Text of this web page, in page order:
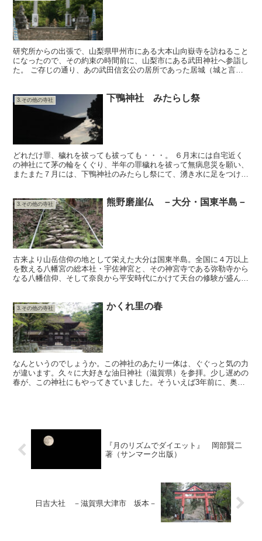
研究所からの出張で、山梨県甲州市にある大本山向嶽寺を訪ねること
になったので、その約束の時間前に、山梨市にある武田神社へ参詣し
た。 ご存じの通り、あの武田信玄公の居所であった居城（城と言っ
3.その他の寺社 下鴨神社 みたらし祭
どれだけ罪、穢れを祓っても祓っても・・・。 ６月末には自宅近く
の神社にて茅の輪をくぐり、半年の罪穢れを祓って無病息災を願い、
またまた７月には、下鴨神社のみたらし祭にて、湧き水に足をつけ
3.その他の寺社 熊野磨崖仏 －大分・国東半島－
古来より山岳信仰の地として栄えた大分は国東半島。全国に４万以上
を数える八幡宮の総本社・宇佐神宮と、その神宮寺である弥勒寺から
なる八幡信仰、そして奈良から平安時代にかけて天台の修験が盛んに
3.その他の寺社 かくれ里の春
なんというのでしょうか。この神社のあたり一体は、ぐぐっと気の力
が違います。久々に大好きな油日神社（滋賀県）を参拝。少し遅めの
春が、この神社にもやってきていました。そういえば3年前に、奥宮
『月のリズムでダイエット』 岡部賢二
著（サンマーク出版）
日吉大社 －滋賀県大津市 坂本－